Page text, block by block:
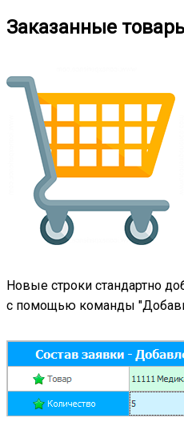
Заказанные
Новые строки стандартно
с помощью команды